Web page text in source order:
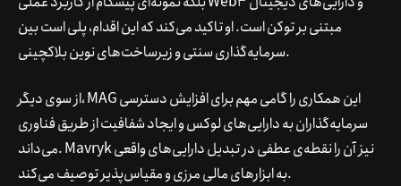
مبتنی بر توکن است. او تاکید می‌کند که این اقدام، پلی است بین
سرمایه‌گذاری سنتی و زیرساخت‌های نوین بلاکچینی.
از سوی دیگر، MAG این همکاری را گامی مهم برای افزایش دسترسی
سرمایه‌گذاران به دارایی‌های لوکس و ایجاد شفافیت از طریق فناوری
می‌داند. Mavryk نیز آن را نقطه‌ی عطفی در تبدیل دارایی‌های واقعی
به ابزارهای مالی مرزی و مقیاس‌پذیر توصیف می‌کند.